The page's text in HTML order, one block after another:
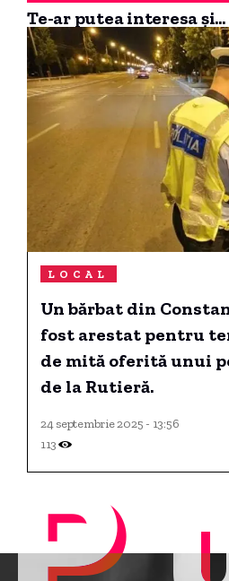
Te-ar putea interesa și...
LOCAL
Un bărbat din
fost arestat pentru
de mită oferită unui
de la Rutieră.
24 septembrie 2025 - 13:56
113